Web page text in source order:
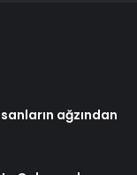
ağzından